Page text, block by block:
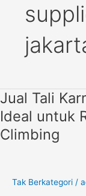
Jual Tali
Ideal untuk
Climbing
Tak Berkategori /
Jual
Tali
Karmantel
14
Meter,